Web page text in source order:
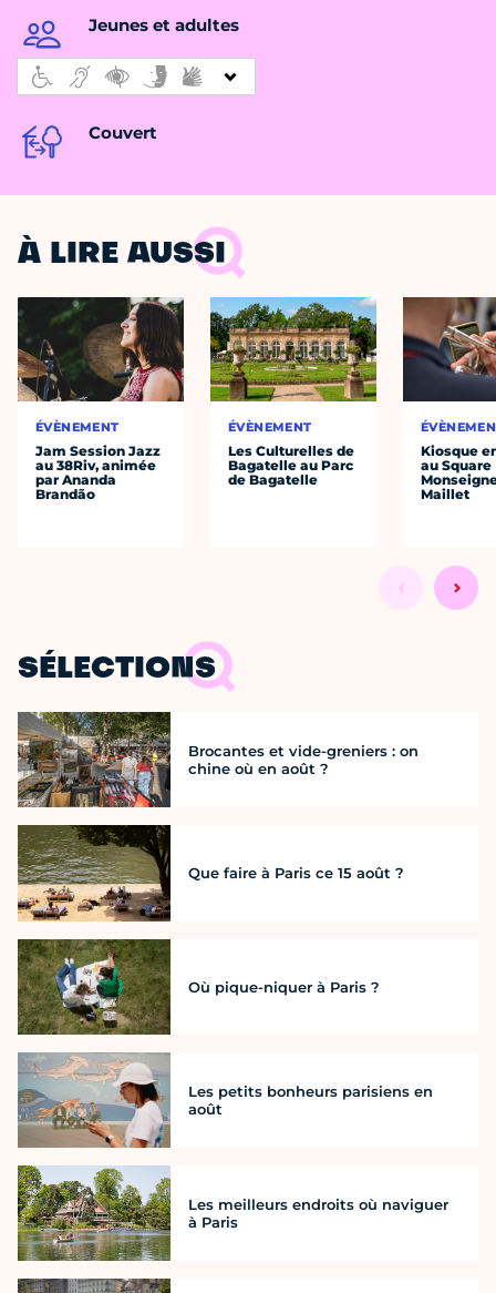
Jeunes et adultes
Couvert
À LIRE AUSSI
ÉVÈNEMENT
Jam Session Jazz
au 38Riv, animée
par Ananda
Brandão
ÉVÈNEMENT
Les Culturelles de
Bagatelle au Parc
de Bagatelle
Kiosque
au Square
Maillet
SÉLECTIONS
Brocantes et vide-greniers : on
chine où en août ?
Que faire à Paris ce 15 août ?
Où pique-niquer à Paris ?
Les petits bonheurs parisiens en
août
Les meilleurs endroits où naviguer
à Paris